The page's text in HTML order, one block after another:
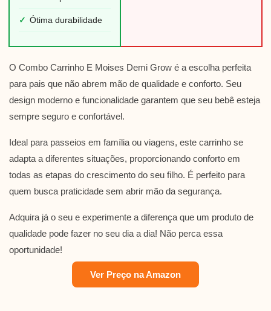
✓ Ótima durabilidade
O Combo Carrinho E Moises Demi Grow é a escolha perfeita
para pais que não abrem mão de qualidade e conforto. Seu
design moderno e funcionalidade garantem que seu bebê esteja
sempre seguro e confortável.
Ideal para passeios em família ou viagens, este carrinho se
adapta a diferentes situações, proporcionando conforto em
todas as etapas do crescimento do seu filho. É perfeito para
quem busca praticidade sem abrir mão da segurança.
Adquira já o seu e experimente a diferença que um produto de
qualidade pode fazer no seu dia a dia! Não perca essa
oportunidade!
Ver Preço na Amazon